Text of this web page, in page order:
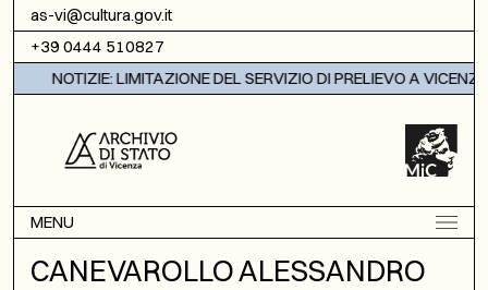
Vai al contenuto
as-vi@cultura.gov.it
+39 0444 510827
NOTIZIE: LIMITAZIONE DEL SERVIZIO DI PRELIEVO A VICENZA
MENU
CANEVAROLLO ALESSANDRO